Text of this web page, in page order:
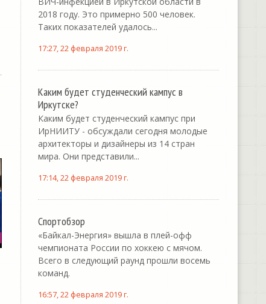
2018 году. Это примерно 500 человек.
Таких показателей удалось...
17:27, 22 февраля 2019 г.
Каким будет студенческий кампус в
Иркутске?
Каким будет студенческий кампус при
ИрНИИТУ - обсуждали сегодня молодые
архитекторы и дизайнеры из 14 стран
мира. Они представили...
17:14, 22 февраля 2019 г.
Спортобзор
«Байкал-Энергия» вышла в плей-офф
чемпионата России по хоккею с мячом.
Всего в следующий раунд прошли восемь
команд.
16:57, 22 февраля 2019 г.